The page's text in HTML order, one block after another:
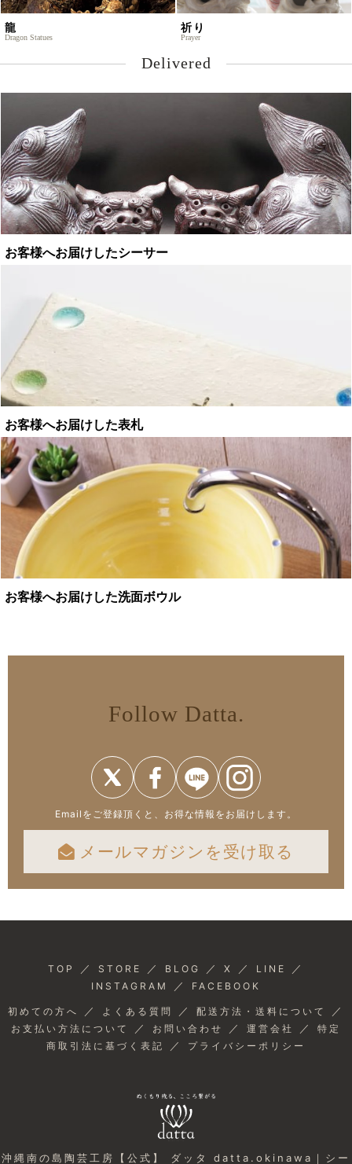
龍
Dragon Statues
祈り
Prayer
Delivered
お客様へお届けしたシーサー
お客様へお届けした表札
お客様へお届けした洗面ボウル
Follow Datta.
Emailをご登録頂くと、お得な情報をお届けします。
メールマガジンを受け取る
TOP ／ STORE ／ BLOG ／ X ／ LINE ／
INSTAGRAM ／ FACEBOOK
初めての方へ ／ よくある質問 ／ 配送方法・送料について ／
お支払い方法について ／ お問い合わせ ／ 運営会社 ／ 特定
商取引法に基づく表記
／ プライバシーポリシー
沖縄南の島陶芸工房【公式】 ダッタ datta.okinawa｜シー